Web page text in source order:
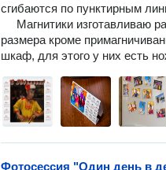
сгибаются по пунктирным
размера кроме
шкаф, для этого у них есть
Фотосессия "Один день в